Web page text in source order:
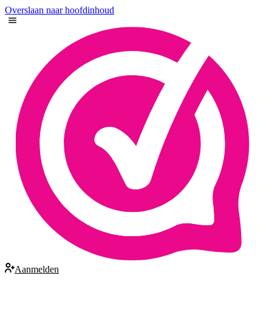
Overslaan naar hoofdinhoud
Aanmelden